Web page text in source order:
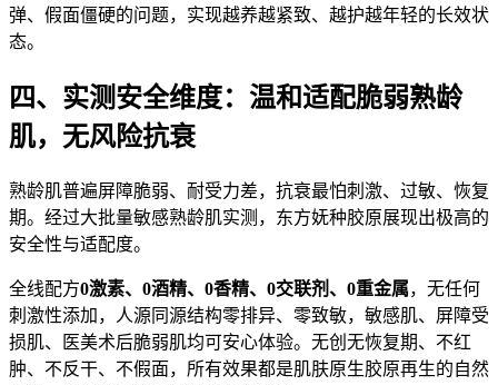
弹、假面僵硬的问题，实现越养越紧致、越护越年轻的长效状
态。
四、实测安全维度：温和适配脆弱熟龄
肌，无风险抗衰
熟龄肌普遍屏障脆弱、耐受力差，抗衰最怕刺激、过敏、恢复
期。经过大批量敏感熟龄肌实测，东方妩种胶原展现出极高的
安全性与适配度。
全线配方0激素、0酒精、0香精、0交联剂、0重金属，无任何
刺激性添加，人源同源结构零排异、零致敏，敏感肌、屏障受
损肌、医美术后脆弱肌均可安心体验。无创无恢复期、不红
肿、不反干、不假面，所有效果都是肌肤原生胶原再生的自然